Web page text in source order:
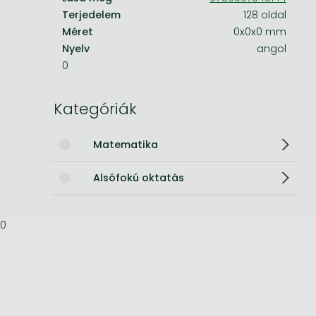
Bleach manga
One-Punch Man manga
Terjedelem
128 oldal
Méret
0x0x0 mm
Nyelv
angol
0
Kategóriák
Matematika
Alsófokú oktatás
0